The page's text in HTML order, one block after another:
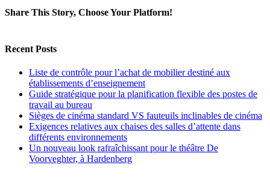
Share This Story, Choose Your Platform!
Recent Posts
Liste de contrôle pour l’achat de mobilier destiné aux
établissements d’enseignement
Guide stratégique pour la planification flexible des postes de
travail au bureau
Sièges de cinéma standard VS fauteuils inclinables de cinéma
Exigences relatives aux chaises des salles d’attente dans
différents environnements
Un nouveau look rafraîchissant pour le théâtre De
Voorveghter, à Hardenberg